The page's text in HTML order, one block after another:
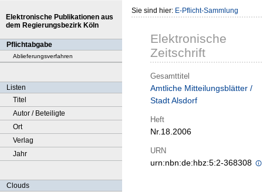
Elektronische Publikationen aus
dem Regierungsbezirk Köln
Pflichtabgabe
Ablieferungsverfahren
Listen
Titel
Autor / Beteiligte
Ort
Verlag
Jahr
Clouds
Sie sind hier: E-Pflicht-Sammlung
Elektronische
Zeitschrift
Gesamttitel
Amtliche Mitteilungsblätter /
Stadt Alsdorf
Heft
Nr.18.2006
URN
urn:nbn:de:hbz:5:2-368308